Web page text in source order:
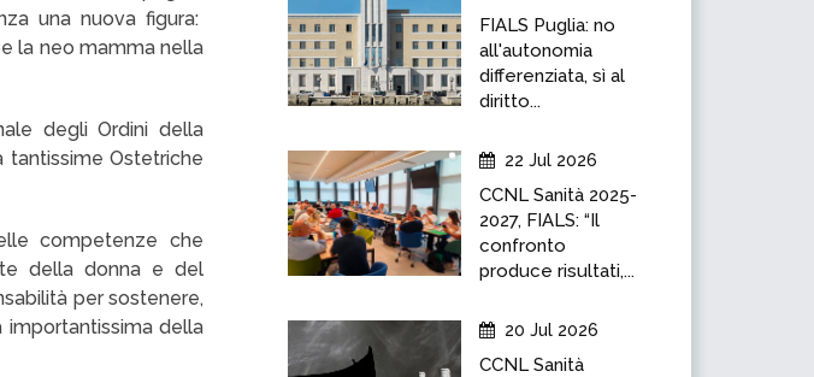
una nuova figura:
la neo mamma nella
degli Ordini della
Ostetriche
competenze che
della donna e del
per sostenere,
importantissima della
FIALS Puglia: no
all'autonomia
differenziata, sì al
diritto...
22 Jul 2026
CCNL Sanità 2025-
2027, FIALS: “Il
confronto
produce risultati,...
20 Jul 2026
CCNL Sanità